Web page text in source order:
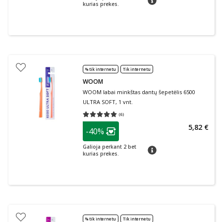
kurias prekes.
% tik internetu Tik internetu
WOOM
WOOM labai minkštas dantų šepetėlis 6500
ULTRA SOFT, 1 vnt.
(6)
Vidutinis įvertinimas 5.00
patarimas
Lojalumo klubo narių nuolaida
-40%
Galioja perkant 2 bet
kurias prekes.
patarimas
5,82 €
% tik internetu Tik internetu